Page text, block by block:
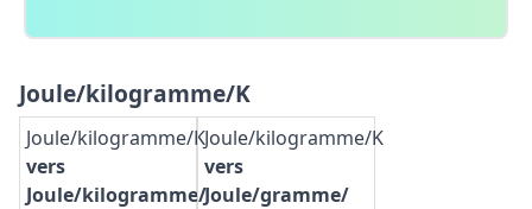
Joule/kilogramme/K
Joule/kilogramme/K
vers
Joule/kilogramme/
Joule/kilogramme/K
vers
Joule/gramme/